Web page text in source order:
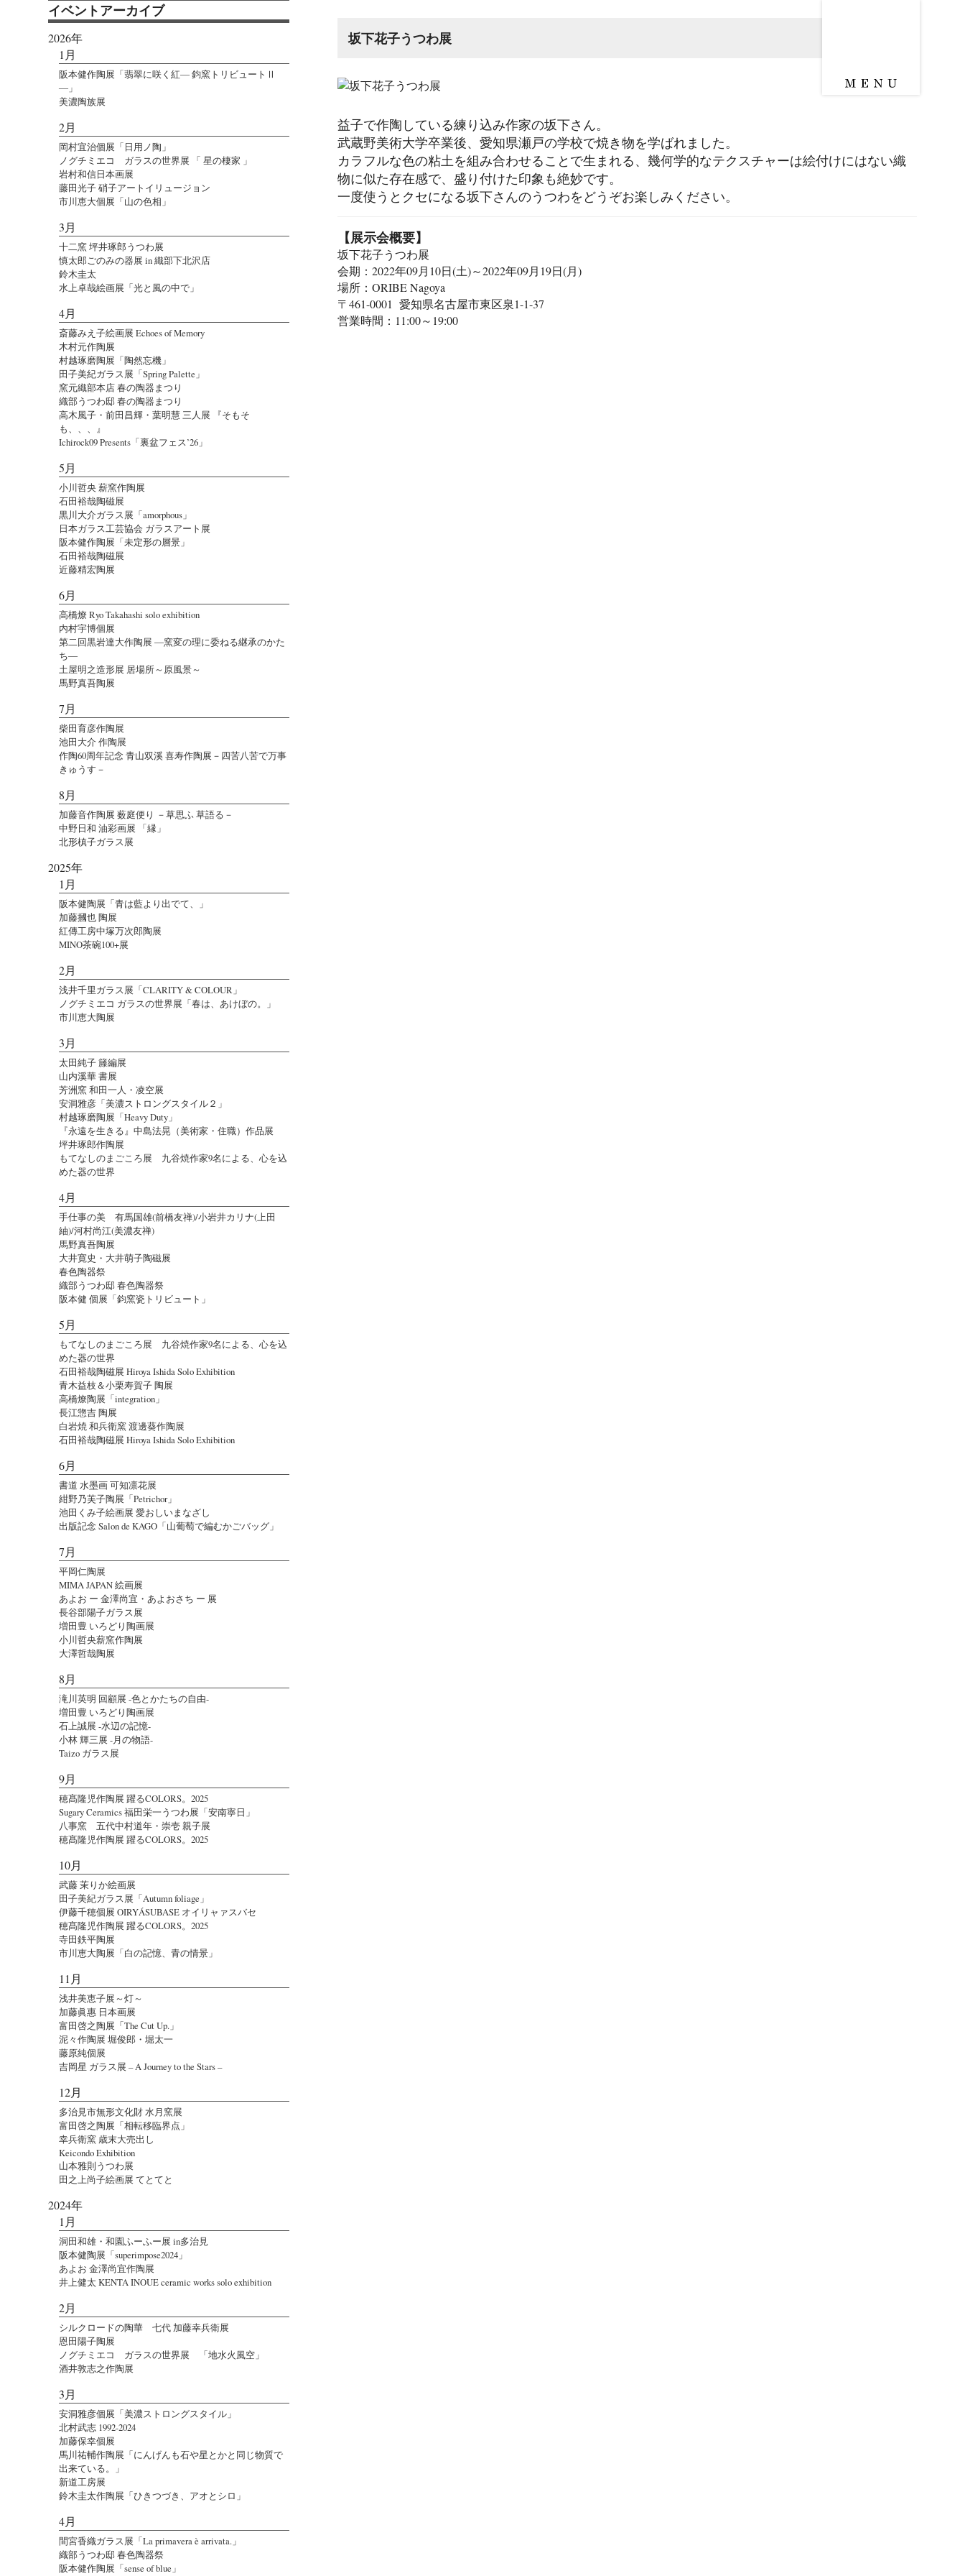
坂下花子うつわ展
益子で作陶している練り込み作家の坂下さん。
武蔵野美術大学卒業後、愛知県瀬戸の学校で焼き物を学ばれました。
カラフルな色の粘土を組み合わせることで生まれる、幾何学的なテクスチャーは絵付けにはない織
物に似た存在感で、盛り付けた印象も絶妙です。
一度使うとクセになる坂下さんのうつわをどうぞお楽しみください。
【展示会概要】
坂下花子うつわ展
会期：2022年09月10日(土)～2022年09月19日(月)
場所：ORIBE Nagoya
〒461-0001 愛知県名古屋市東区泉1-1-37
営業時間：11:00～19:00
イベントアーカイブ
2026年
1月
阪本健作陶展「翡翠に咲く紅― 鈞窯トリビュートⅡ
―」
美濃陶族展
2月
岡村宜治個展「日用ノ陶」
ノグチミエコ ガラスの世界展 「 星の棲家 」
岩村和信日本画展
藤田光子 硝子アートイリュージョン
市川恵大個展「山の色相」
3月
十二窯 坪井琢郎うつわ展
慎太郎ごのみの器展 in 織部下北沢店
鈴木圭太
水上卓哉絵画展「光と風の中で」
4月
斎藤みえ子絵画展 Echoes of Memory
木村元作陶展
村越琢磨陶展「陶然忘機」
田子美紀ガラス展「Spring Palette」
窯元織部本店 春の陶器まつり
織部うつわ邸 春の陶器まつり
高木風子・前田昌輝・葉明慧 三人展 『そもそ
も、、、』
Ichirock09 Presents「裏盆フェス’26」
5月
小川哲央 薪窯作陶展
石田裕哉陶磁展
黒川大介ガラス展「amorphous」
日本ガラス工芸協会 ガラスアート展
阪本健作陶展「未定形の層景」
石田裕哉陶磁展
近藤精宏陶展
6月
高橋燎 Ryo Takahashi solo exhibition
内村宇博個展
第二回黒岩達大作陶展 ―窯変の理に委ねる継承のかた
ち―
土屋明之造形展 居場所～原風景～
馬野真吾陶展
7月
柴田育彦作陶展
池田大介 作陶展
作陶60周年記念 青山双溪 喜寿作陶展－四苦八苦で万事
きゅうす－
8月
加藤音作陶展 薮庭便り －草思ふ 草語る－
中野日和 油彩画展 「縁」
北形槙子ガラス展
2025年
1月
阪本健陶展「青は藍より出でて、」
加藤摑也 陶展
紅傳工房中塚万次郎陶展
MINO茶碗100+展
2月
浅井千里ガラス展「CLARITY & COLOUR」
ノグチミエコ ガラスの世界展「春は、あけぼの。」
市川恵大陶展
3月
太田純子 籐編展
山内溪華 書展
芳洲窯 和田一人・凌空展
安洞雅彦「美濃ストロングスタイル２」
村越琢磨陶展「Heavy Duty」
『永遠を生きる』中島法晃（美術家・住職）作品展
坪井琢郎作陶展
もてなしのまごころ展 九谷焼作家9名による、心を込
めた器の世界
4月
手仕事の美 有馬国雄(前橋友禅)/小岩井カリナ(上田
紬)/河村尚江(美濃友禅)
馬野真吾陶展
大井寛史・大井萌子陶磁展
春色陶器祭
織部うつわ邸 春色陶器祭
阪本健 個展「鈞窯瓷トリビュート」
5月
もてなしのまごころ展 九谷焼作家9名による、心を込
めた器の世界
石田裕哉陶磁展 Hiroya Ishida Solo Exhibition
青木益枝＆小栗寿賀子 陶展
高橋燎陶展「integration」
長江惣吉 陶展
白岩焼 和兵衛窯 渡邊葵作陶展
石田裕哉陶磁展 Hiroya Ishida Solo Exhibition
6月
書道 水墨画 可知凛花展
紺野乃芙子陶展「Petrichor」
池田くみ子絵画展 愛おしいまなざし
出版記念 Salon de KAGO「山葡萄で編むかごバッグ」
7月
平岡仁陶展
MIMA JAPAN 絵画展
あよお ー 金澤尚宜・あよおさち ー 展
長谷部陽子ガラス展
増田豊 いろどり陶画展
小川哲央薪窯作陶展
大澤哲哉陶展
8月
滝川英明 回顧展 -色とかたちの自由-
増田豊 いろどり陶画展
石上誠展 -水辺の記憶-
小林 輝三展 -月の物語-
Taizo ガラス展
9月
穂髙隆児作陶展 躍るCOLORS。2025
Sugary Ceramics 福田栄一うつわ展「安南寧日」
八事窯 五代中村道年・崇壱 親子展
穂髙隆児作陶展 躍るCOLORS。2025
10月
武藤 茉りか絵画展
田子美紀ガラス展「Autumn foliage」
伊藤千穂個展 OIRYÁSUBASE オイリャァスバセ
穂髙隆児作陶展 躍るCOLORS。2025
寺田鉄平陶展
市川恵大陶展「白の記憶、青の情景」
11月
浅井美恵子展～灯～
加藤眞惠 日本画展
富田啓之陶展「The Cut Up.」
泥々作陶展 堀俊郎・堀太一
藤原純個展
吉岡星 ガラス展 – A Journey to the Stars –
12月
多治見市無形文化財 水月窯展
富田啓之陶展「相転移臨界点」
幸兵衛窯 歳末大売出し
Keicondo Exhibition
山本雅則うつわ展
田之上尚子絵画展 てとてと
2024年
1月
洞田和雄・和園ふーふー展 in多治見
阪本健陶展「superimpose2024」
あよお 金澤尚宜作陶展
井上健太 KENTA INOUE ceramic works solo exhibition
2月
シルクロードの陶華 七代 加藤幸兵衛展
恩田陽子陶展
ノグチミエコ ガラスの世界展 「地水火風空」
酒井敦志之作陶展
3月
安洞雅彦個展「美濃ストロングスタイル」
北村武志 1992-2024
加藤保幸個展
馬川祐輔作陶展「にんげんも石や星とかと同じ物質で
出来ている。」
新道工房展
鈴木圭太作陶展「ひきつづき、アオとシロ」
4月
間宮香織ガラス展「La primavera è arrivata.」
織部うつわ邸 春色陶器祭
阪本健作陶展「sense of blue」